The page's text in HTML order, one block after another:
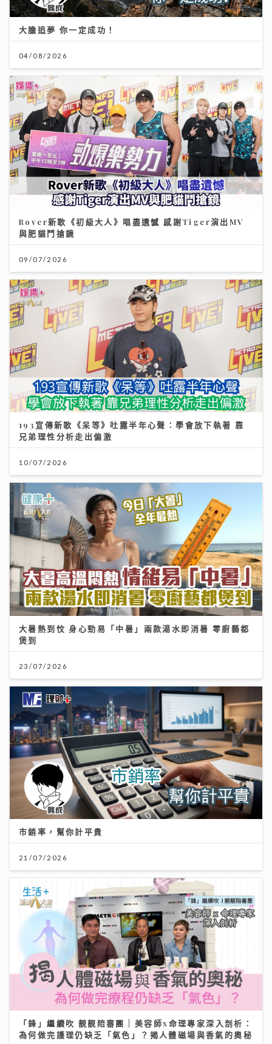
大膽追夢 你一定成功！
04/08/2026
Rover新歌《初級大人》唱盡遺憾 感謝Tiger演出MV
與肥貓鬥搶鏡
09/07/2026
193宣傳新歌《呆等》吐露半年心聲：學會放下執著 靠
兄弟理性分析走出偏激
10/07/2026
大暑熱到忟 身心勁易「中暑」兩款湯水即消暑 零廚藝都
煲到
23/07/2026
市銷率，幫你計平貴
21/07/2026
「鋒」繼續吹 靚靚陪審團 | 美容師x命理專家深入剖析：
為何做完護理仍缺乏「氣色」？揭人體磁場與香氣的奧秘